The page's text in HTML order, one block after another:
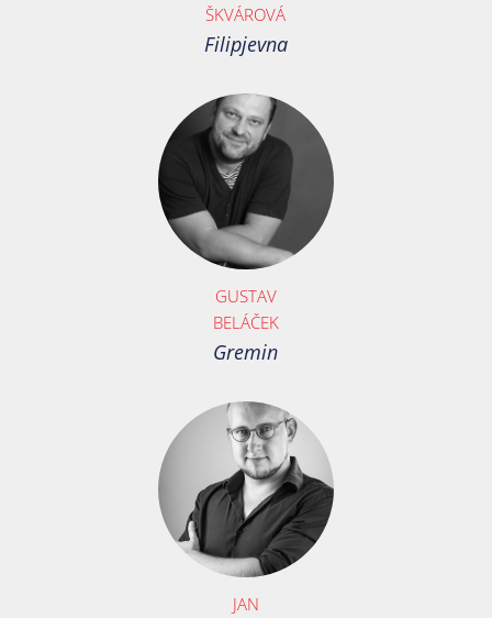
ŠKVÁROVÁ
Filipjevna
GUSTAV
BELÁČEK
Gremin
JAN